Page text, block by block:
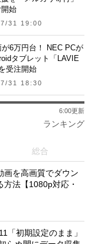
始
31 19:00
6万円台！ NEC PCが
タブレット「LAVIE
受注開始
31 18:30
ランキング
6:00更新
総合
画を高画質でダウン
方法【1080p対応・
「初期設定のまま」